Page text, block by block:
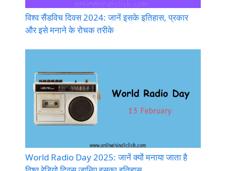
विश्व सैंडविच दिवस 2024: जानें इसके इतिहास, प्रकार
और इसे मनाने के रोचक तरीके
World Radio Day 2025: जानें क्यों मनाया जाता है